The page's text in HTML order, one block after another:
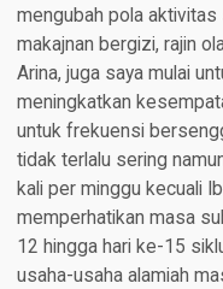
mengubah pola
makajnan bergizi, rajin
Arina, juga saya mulai
meningkatkan
untuk frekuensi
tidak terlalu sering
kali per minggu kecuali
memperhatikan masa
12 hingga hari ke-15
usaha-usaha alamiah